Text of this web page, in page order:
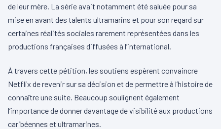
de leur mère. La série avait notamment été saluée pour sa
mise en avant des talents ultramarins et pour son regard sur
certaines réalités sociales rarement représentées dans les
productions françaises diffusées à l’international.
À travers cette pétition, les soutiens espèrent convaincre
Netflix de revenir sur sa décision et de permettre à l’histoire de
connaître une suite. Beaucoup soulignent également
l’importance de donner davantage de visibilité aux productions
caribéennes et ultramarines.